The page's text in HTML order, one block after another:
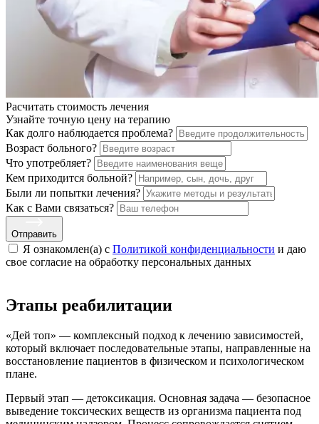
Расчитать стоимость лечения
Узнайте точную цену на терапию
Как долго наблюдается проблема?
Возраст больного?
Что употребляет?
Кем приходится больной?
Были ли попытки лечения?
Как с Вами связаться?
Отправить
Я ознакомлен(а) с Политикой конфиденциальности и даю
свое cогласие на обработку персональных данных
Этапы реабилитации
«Дей топ» — комплексный подход к лечению зависимостей,
который включает последовательные этапы, направленные на
восстановление пациентов в физическом и психологическом
плане.
Первый этап — детоксикация. Основная задача — безопасное
выведение токсических веществ из организма пациента под